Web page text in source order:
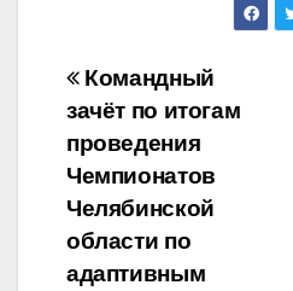
Навигация
по
записям
Командный
зачёт по итогам
проведения
Чемпионатов
Челябинской
области по
адаптивным